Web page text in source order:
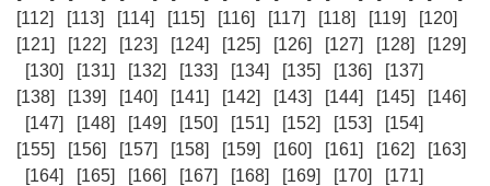
[112]
[113] [114] [115] [116] [117] [118] [119]
[120]
[121]
[122] [123] [124] [125] [126] [127] [128]
[129]
[130]
[131] [132] [133] [134] [135] [136]
[137]
[138]
[139] [140] [141] [142] [143] [144] [145]
[146]
[147]
[148] [149] [150] [151] [152] [153]
[154]
[155]
[156] [157] [158] [159] [160] [161] [162]
[163]
[164]
[165] [166] [167] [168] [169] [170]
[171]